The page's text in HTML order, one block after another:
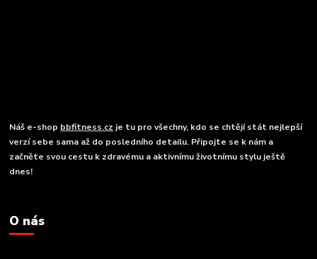
Náš e-shop bbfitness.cz je tu pro všechny, kdo se chtějí stát nejlepší
verzí sebe sama až do posledního detailu. Připojte se k nám a
začněte svou cestu k zdravému a aktivnímu životnímu stylu ještě
dnes!
O nás